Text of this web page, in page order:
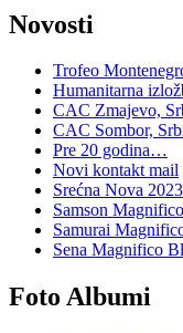
Novosti
Trofeo
Humanitarna
CAC Zmajevo,
CAC Sombor,
Pre 20 godina…
Novi kontakt mail
Srećna Nova
Samson
Samurai
Sena Magnifico
Foto Albumi